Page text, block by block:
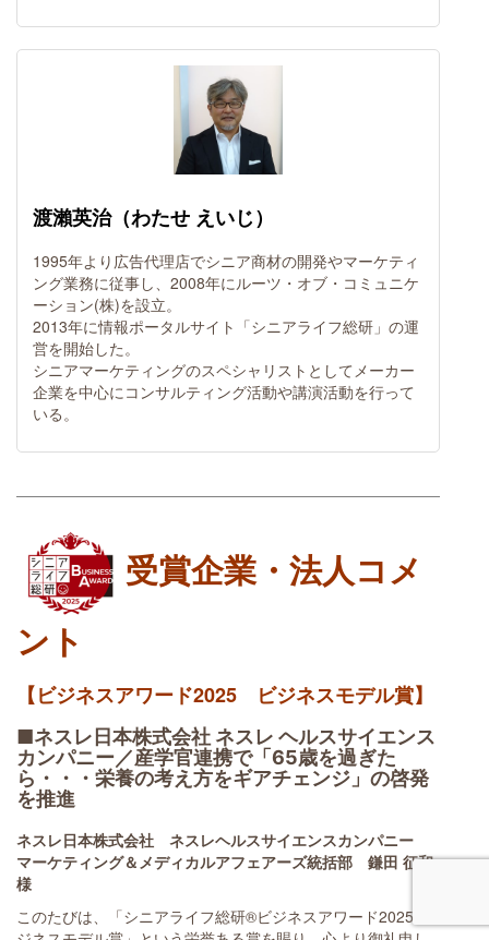
渡瀨英治（わたせ えいじ）
1995年より広告代理店でシニア商材の開発やマーケティ
ング業務に従事し、2008年にルーツ・オブ・コミュニケ
ーション(株)を設立。
2013年に情報ポータルサイト「シニアライフ総研」の運
営を開始した。
シニアマーケティングのスペシャリストとしてメーカー
企業を中心にコンサルティング活動や講演活動を行って
いる。
受賞企業・法人コメ
ント
【ビジネスアワード2025 ビジネスモデル賞】
■ネスレ日本株式会社 ネスレ ヘルスサイエンス
カンパニー／産学官連携で「65歳を過ぎた
ら・・・栄養の考え方をギアチェンジ」の啓発
を推進
ネスレ日本株式会社 ネスレヘルスサイエンスカンパニー
マーケティング＆メディカルアフェアーズ統括部 鎌田 征和
様
このたびは、「シニアライフ総研®ビジネスアワード2025 ビ